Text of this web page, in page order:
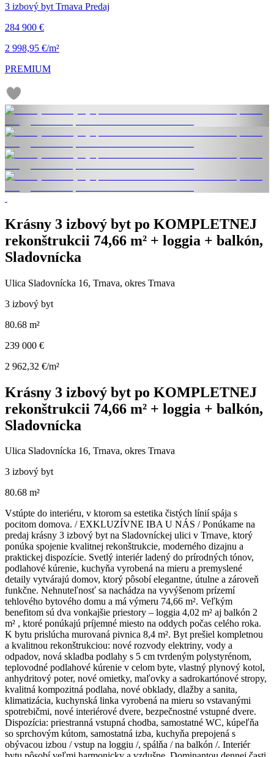
3 izbový byt Trnava Predaj
284 900 €
2 998,95 €/m²
PREMIUM
Krásny 3 izbový byt po KOMPLETNEJ
rekonštrukcii 74,66 m² + loggia + balkón,
Sladovnícka
Ulica Sladovnícka 16, Trnava, okres Trnava
3 izbový byt
80.68 m²
239 000 €
2 962,32 €/m²
Krásny 3 izbový byt po KOMPLETNEJ
rekonštrukcii 74,66 m² + loggia + balkón,
Sladovnícka
Ulica Sladovnícka 16, Trnava, okres Trnava
3 izbový byt
80.68 m²
Vstúpte do interiéru, v ktorom sa estetika čistých línií spája s
pocitom domova. / EXKLUZÍVNE IBA U NÁS / Ponúkame na
predaj krásny 3 izbový byt na Sladovníckej ulici v Trnave, ktorý
ponúka spojenie kvalitnej rekonštrukcie, moderného dizajnu a
praktickej dispozície. Svetlý interiér ladený do prírodných tónov,
podlahové kúrenie, kuchyňa vyrobená na mieru a premyslené
detaily vytvárajú domov, ktorý pôsobí elegantne, útulne a zároveň
funkčne. Nehnuteľnosť sa nachádza na vyvýšenom prízemí
tehlového bytového domu a má výmeru 74,66 m². Veľkým
benefitom sú dva vonkajšie priestory – loggia 4,02 m² aj balkón 2
m² , ktoré ponúkajú príjemné miesto na oddych počas celého roka.
K bytu prislúcha murovaná pivnica 8,4 m². Byt prešiel kompletnou
a kvalitnou rekonštrukciou: nové rozvody elektriny, vody a
odpadov, nová skladba podlahy s 5 cm tvrdeným polystyrénom,
teplovodné podlahové kúrenie v celom byte, vlastný plynový kotol,
anhydritový poter, nové omietky, maľovky a sadrokartónové stropy,
kvalitná kompozitná podlaha, nové obklady, dlažby a sanita,
klimatizácia, kuchynská linka vyrobená na mieru so vstavanými
spotrebičmi, nové interiérové dvere, bezpečnostné vstupné dvere.
Dispozícia: priestranná vstupná chodba, samostatné WC, kúpeľňa
so sprchovým kútom, samostatná izba, kuchyňa prepojená s
obývacou izbou / vstup na loggiu /, spálňa / na balkón /. Interiér